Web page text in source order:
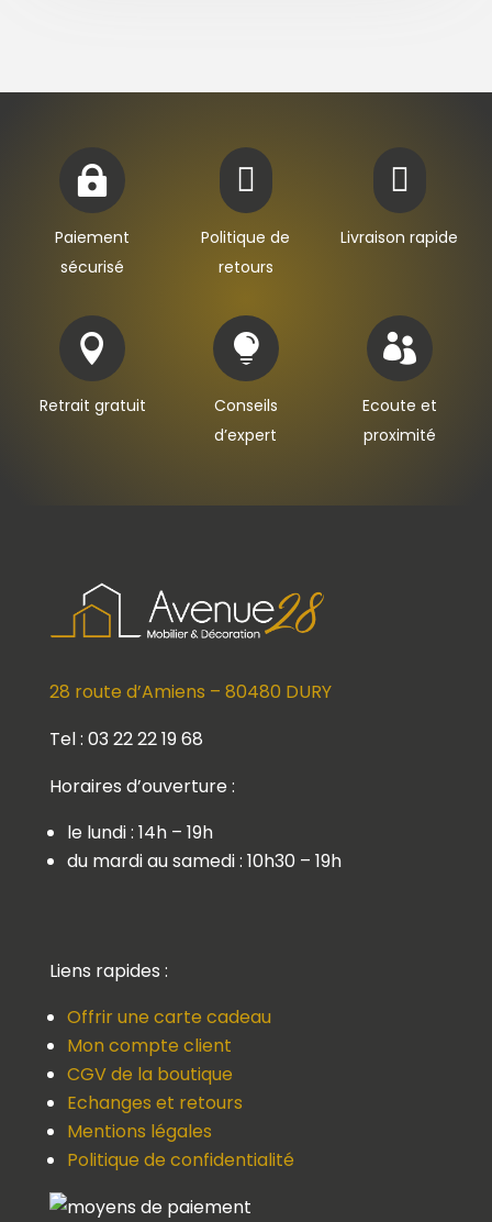

Paiement
sécurisé

Politique de
retours

Livraison rapide

Retrait gratuit

Conseils
d’expert

Ecoute et
proximité
28 route d’Amiens – 80480 DURY
Tel : 03 22 22 19 68
Horaires d’ouverture :
le lundi : 14h – 19h
du mardi au samedi : 10h30 – 19h
Liens rapides :
Offrir une carte cadeau
Mon compte client
CGV de la boutique
Echanges et retours
Mentions légales
Politique de confidentialité